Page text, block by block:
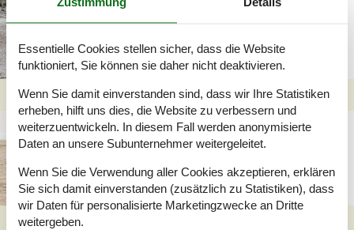
Hunde am Strand
Ebeltoft: Regeln für
Essentielle Cookies stellen sicher, dass die Website
funktioniert, Sie können sie daher nicht deaktivieren.
Wenn Sie damit einverstanden sind, dass wir Ihre Statistiken
erheben, hilft uns dies, die Website zu verbessern und
weiterzuentwickeln. In diesem Fall werden anonymisierte
Daten an unsere Subunternehmer weitergeleitet.
Wenn Sie die Verwendung aller Cookies akzeptieren, erklären
Sie sich damit einverstanden (zusätzlich zu Statistiken), dass
wir Daten für personalisierte Marketingzwecke an Dritte
weitergeben.